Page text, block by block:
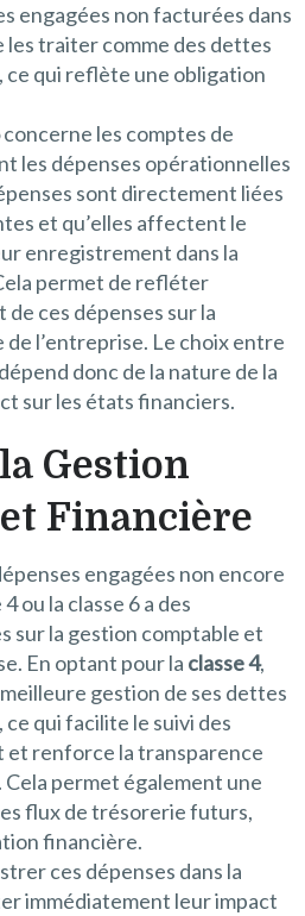
engagées non facturées dans
les traiter comme des dettes
ce qui reflète une obligation
concerne les comptes de
les dépenses opérationnelles
sont directement liées
et qu’elles affectent le
enregistrement dans la
permet de refléter
ces dépenses sur la
l’entreprise. Le choix entre
donc de la nature de la
sur les états financiers.
Gestion
Financière
engagées non encore
ou la classe 6 a des
sur la gestion comptable et
En optant pour la classe 4,
gestion de ses dettes
qui facilite le suivi des
et renforce la transparence
permet également une
flux de trésorerie futurs,
financière.
ces dépenses dans la
immédiatement leur impact